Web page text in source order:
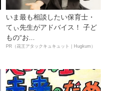
いま最も相談したい保育士・
てぃ先生がアドバイス！ 子ど
もの“お...
PR（花王アタックキュキュット｜Hugkum）